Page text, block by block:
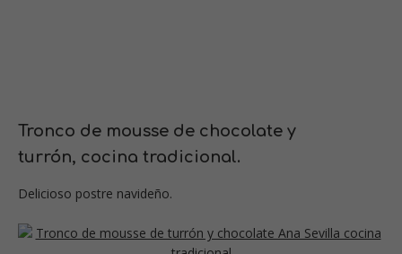
Tronco de mousse de chocolate y
turrón, cocina tradicional.
Delicioso postre navideño.